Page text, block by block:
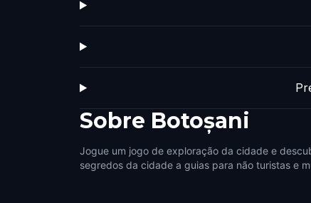
Sobre Botoșani
Jogue um jogo de exploração da cidade e
segredos da cidade a guias para não turistas e